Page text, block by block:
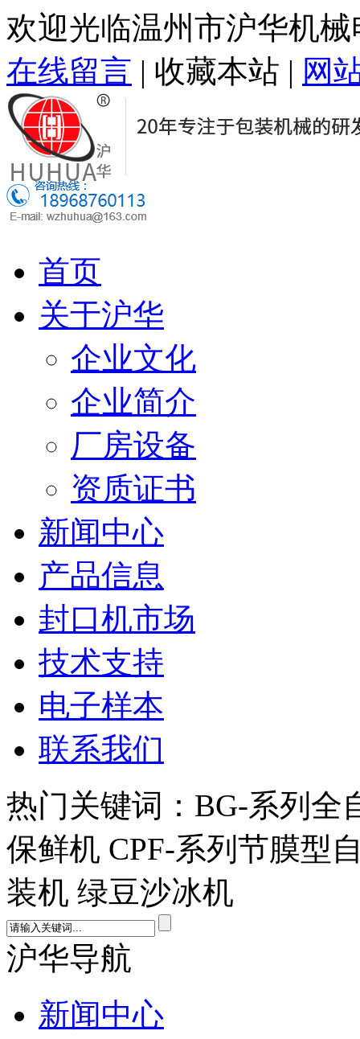
欢迎光临温州市沪华机
在线留言 | 收藏本站 | 网
首页
关于沪华
企业文化
企业简介
厂房设备
资质证书
新闻中心
产品信息
封口机市场
技术支持
电子样本
联系我们
热门关键词：BG-系列全
保鲜机 CPF-系列节膜型
装机 绿豆沙冰机
沪华导航
新闻中心